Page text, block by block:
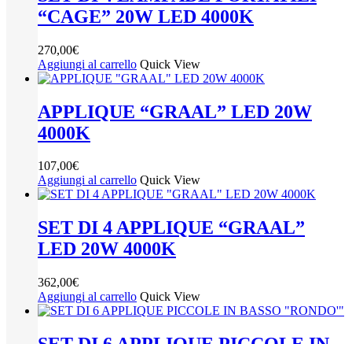
“CAGE” 20W LED 4000K
270,00€
Aggiungi al carrello Quick View
APPLIQUE “GRAAL” LED 20W
4000K
107,00€
Aggiungi al carrello Quick View
SET DI 4 APPLIQUE “GRAAL”
LED 20W 4000K
362,00€
Aggiungi al carrello Quick View